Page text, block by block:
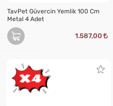
TavPet Güvercin Yemlik 100 Cm
Metal 4 Adet
1.587,00